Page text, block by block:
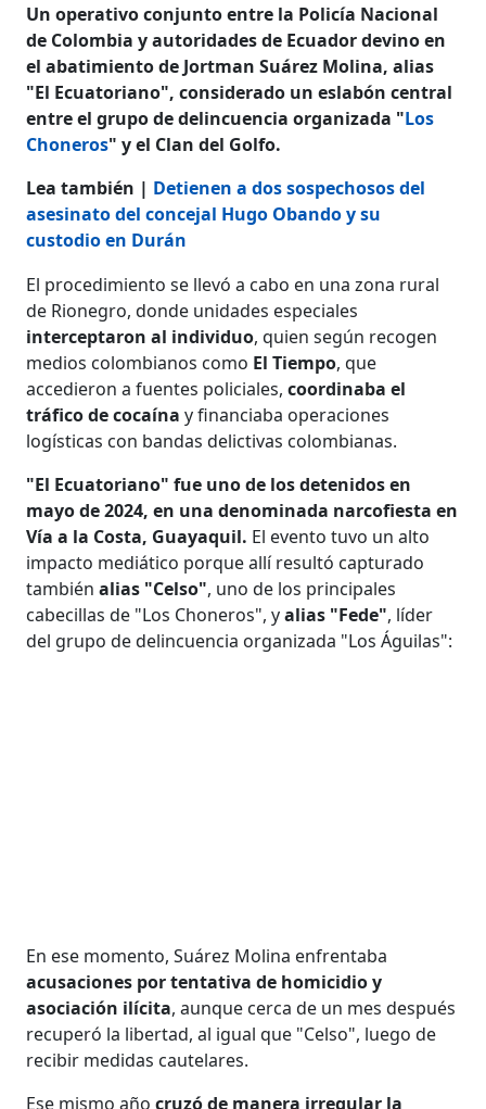
Un operativo conjunto entre la Policía Nacional
de Colombia y autoridades de Ecuador devino en
el abatimiento de Jortman Suárez Molina, alias
"El Ecuatoriano", considerado un eslabón central
entre el grupo de delincuencia organizada "Los
Choneros" y el Clan del Golfo.
Lea también | Detienen a dos sospechosos del
asesinato del concejal Hugo Obando y su
custodio en Durán
El procedimiento se llevó a cabo en una zona rural
de Rionegro, donde unidades especiales
interceptaron al individuo, quien según recogen
medios colombianos como El Tiempo, que
accedieron a fuentes policiales,coordinaba el
tráfico de cocaínay financiaba operaciones
logísticas con bandas delictivas colombianas.
"El Ecuatoriano" fue uno de los detenidos en
mayo de 2024, en una denominada narcofiesta en
Vía a la Costa, Guayaquil. El evento tuvo un alto
impacto mediático porque allí resultó capturado
también alias "Celso", uno de los principales
cabecillas de "Los Choneros", yalias "Fede", líder
del grupo de delincuencia organizada "Los Águilas":
En ese momento, Suárez Molina enfrentaba
acusaciones por tentativa de homicidio y
asociación ilícita, aunque cerca de un mes después
recuperó la libertad, al igual que "Celso", luego de
recibir medidas cautelares.
Ese mismo añocruzó de manera irregular la